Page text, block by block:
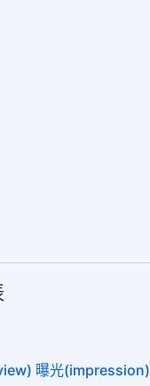
曝光(impression)